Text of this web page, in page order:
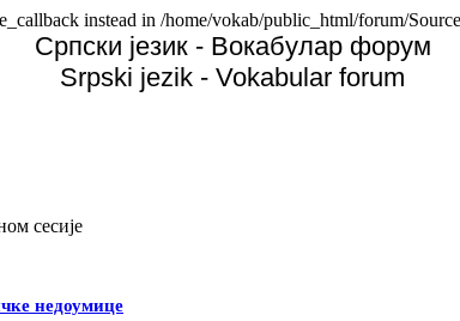
instead in /home/vokab/public_html/forum/
Српски језик - Вокабулар форум
Srpski jezik - Vokabular forum
сесије
недоумице